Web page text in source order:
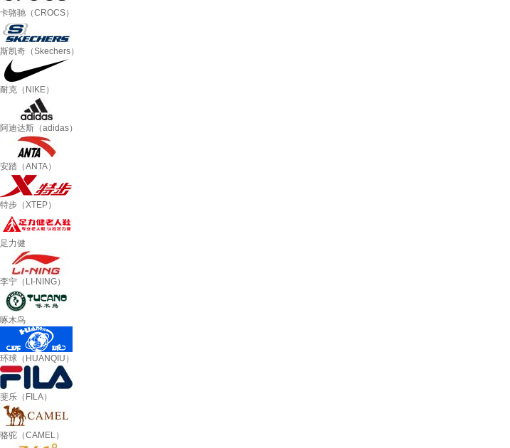
卡骆驰（CROCS）
斯凯奇（Skechers）
耐克（NIKE）
阿迪达斯（adidas）
安踏（ANTA）
特步（XTEP）
足力健
李宁（LI-NING）
啄木鸟
环球（HUANQIU）
斐乐（FILA）
骆驼（CAMEL）